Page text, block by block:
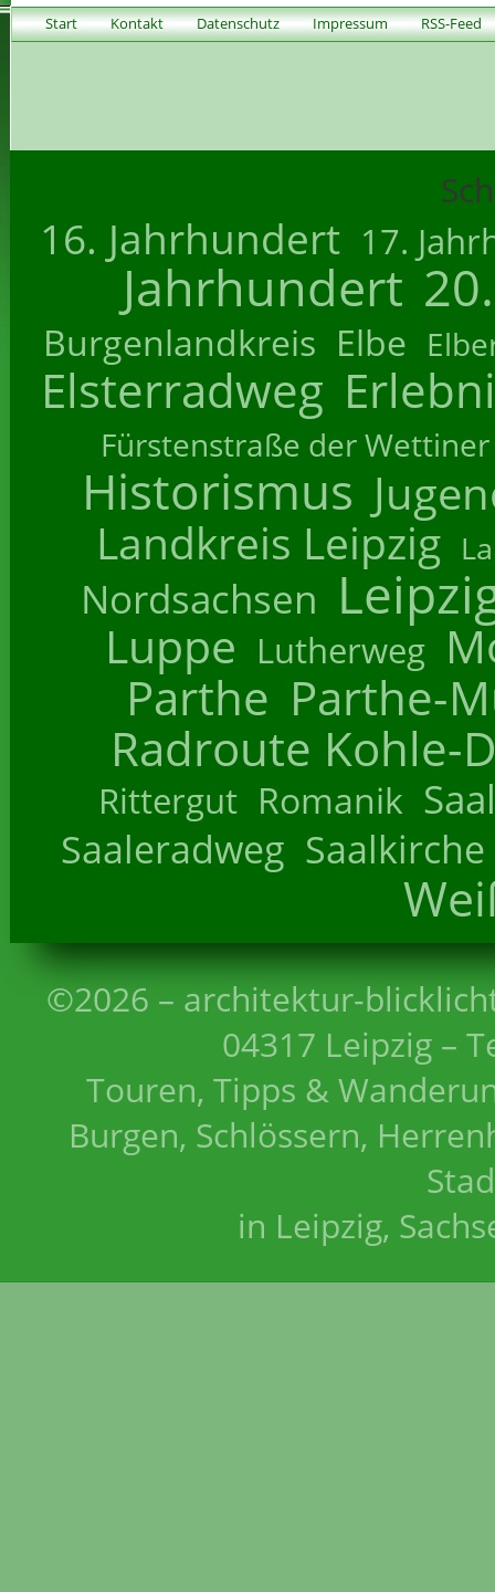
Start Kontakt Datenschutz Impressum RSS-Feed
16. Jahrhundert 17.
Jahrhundert
Burgenlandkreis Elbe
Elsterradweg
Fürstenstraße der Wettiner
Historismus
Landkreis Leipzig
Nordsachsen
Luppe Lutherweg
Parthe Parthe-
Radroute Kohle-
Rittergut Romanik
Saaleradweg Saalkirche
©2026 – architektur-
04317 Leipzig –
Touren, Tipps &
Burgen, Schlössern,
in Leipzig,